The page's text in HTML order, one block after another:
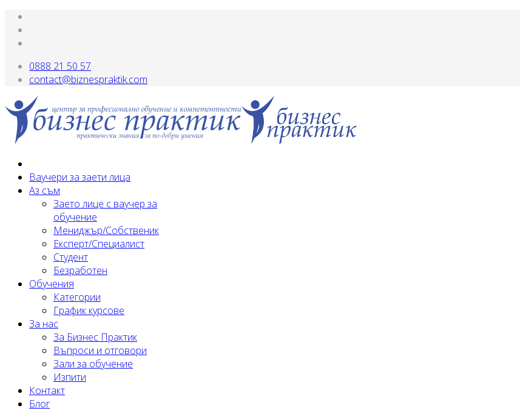
0888 21 50 57
contact@biznespraktik.com
Ваучери за заети лица
Аз съм
Заето лице с ваучер за
обучение
Мениджър/Собственик
Експерт/Специалист
Студент
Безработен
Обучения
Категории
График курсове
За нас
За Бизнес Практик
Въпроси и отговори
Зали за обучение
Изпити
Контакт
Блог